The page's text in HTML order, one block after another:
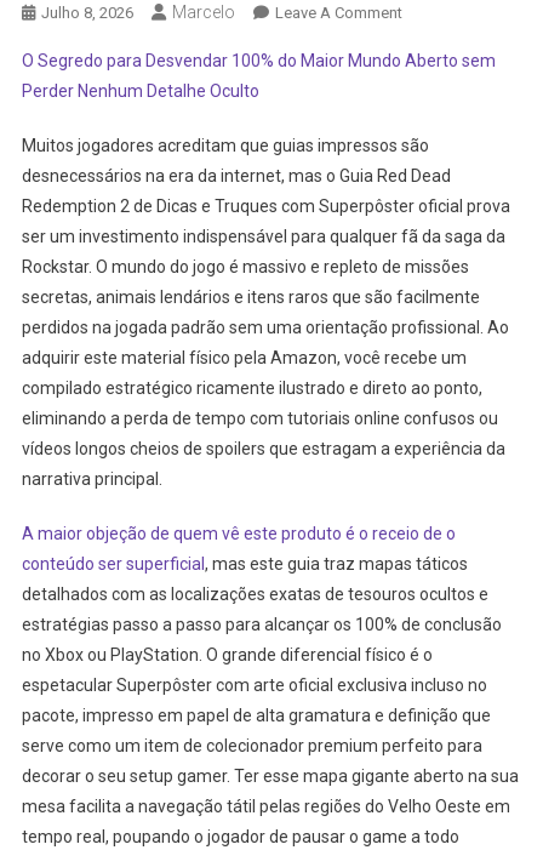
Julho 8, 2026 Marcelo Leave A CommentOn
Red
2
Com
Superpôster:
Vale
A
Pena
Comprar
Tudo
Do
Jogo?
O Segredo para Desvendar 100% do Maior Mundo Aberto sem
Perder Nenhum Detalhe Oculto
Muitos jogadores acreditam que guias impressos são
desnecessários na era da internet, mas o Guia Red Dead
Redemption 2 de Dicas e Truques com Superpôster oficial prova
ser um investimento indispensável para qualquer fã da saga da
Rockstar. O mundo do jogo é massivo e repleto de missões
secretas, animais lendários e itens raros que são facilmente
perdidos na jogada padrão sem uma orientação profissional. Ao
adquirir este material físico pela Amazon, você recebe um
compilado estratégico ricamente ilustrado e direto ao ponto,
eliminando a perda de tempo com tutoriais online confusos ou
vídeos longos cheios de spoilers que estragam a experiência da
narrativa principal.
A maior objeção de quem vê este produto é o receio de o
conteúdo ser superficial , mas este guia traz mapas táticos
detalhados com as localizações exatas de tesouros ocultos e
estratégias passo a passo para alcançar os 100% de conclusão
no Xbox ou PlayStation. O grande diferencial físico é o
espetacular Superpôster com arte oficial exclusiva incluso no
pacote, impresso em papel de alta gramatura e definição que
serve como um item de colecionador premium perfeito para
decorar o seu setup gamer. Ter esse mapa gigante aberto na sua
mesa facilita a navegação tátil pelas regiões do Velho Oeste em
tempo real, poupando o jogador de pausar o game a todo